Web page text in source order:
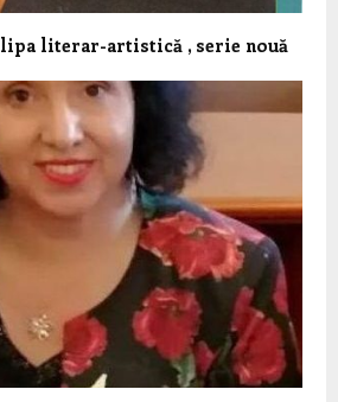
literar-artistică , serie nouă